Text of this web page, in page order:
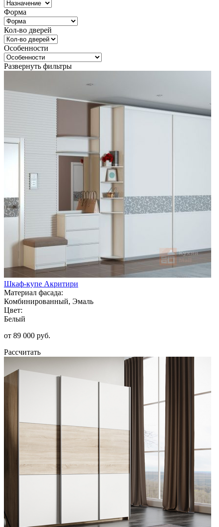
Форма
Кол-во дверей
Особенности
Развернуть фильтры
Шкаф-купе Акритири
Материал фасада:
Комбинированный, Эмаль
Цвет:
Белый
от 89 000 руб.
Рассчитать